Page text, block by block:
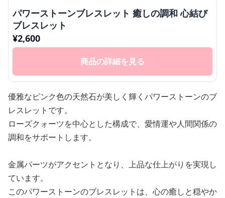
パワーストーンブレスレット 癒しの調和 心結び
ブレスレット
¥2,600
商品の詳細を見る
優雅なピンク色の天然石が美しく輝くパワーストーンのブ
レスレットです。
ローズクォーツを中心とした構成で、愛情運や人間関係の
調和をサポートします。
金属パーツがアクセントとなり、上品な仕上がりを実現し
ています。
このパワーストーンのブレスレットは、心の癒しと穏やか